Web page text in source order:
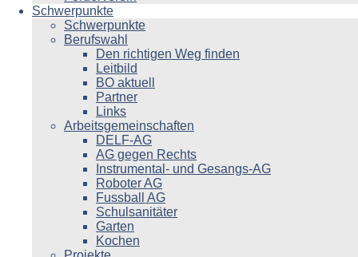
Schwerpunkte
Schwerpunkte
Berufswahl
Den richtigen Weg finden
Leitbild
BO aktuell
Partner
Links
Arbeitsgemeinschaften
DELF-AG
AG gegen Rechts
Instrumental- und Gesangs-AG
Roboter AG
Fussball AG
Schulsanitäter
Garten
Kochen